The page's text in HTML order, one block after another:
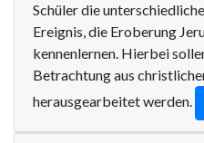
Schüler die
Ereignis, die Eroberung
kennenlernen. Hierbei
Betrachtung aus
herausgearbeitet werden.